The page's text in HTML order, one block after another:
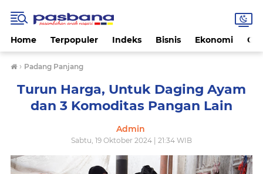
Home Terpopuler Indeks Bisnis Ekonomi
› Padang Panjang
Turun Harga, Untuk Daging Ayam
dan 3 Komoditas Pangan Lain
Admin
Sabtu, 19 Oktober 2024 | 21:34 WIB